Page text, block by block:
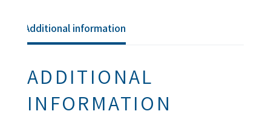
Additional information
ADDITIONAL
INFORMATION